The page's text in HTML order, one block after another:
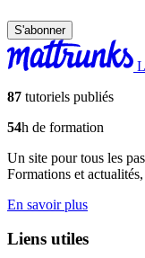
S'abonner
87 tutoriels publiés
54h de formation
Un site pour tous les
Formations et
En savoir plus
Liens utiles